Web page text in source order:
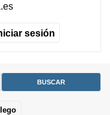
sesión